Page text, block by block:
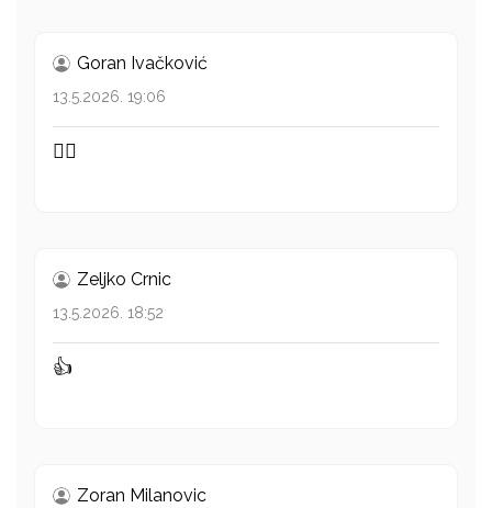
Goran Ivačković
13.5.2026. 19:06
👍🏻
Zeljko Crnic
13.5.2026. 18:52
👍
Zoran Milanovic